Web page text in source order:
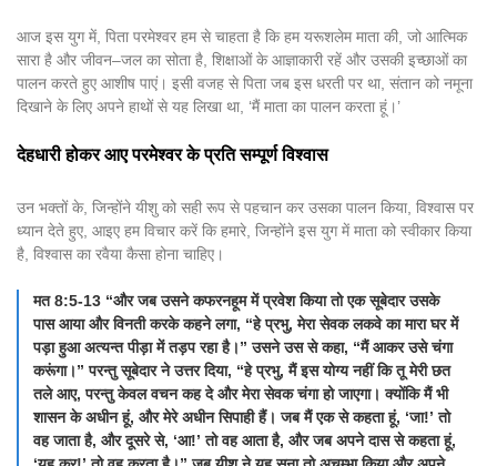
आज इस युग में, पिता परमेश्वर हम से चाहता है कि हम यरूशलेम माता की, जो आत्मिक
सारा है और जीवन–जल का सोता है, शिक्षाओं के आज्ञाकारी रहें और उसकी इच्छाओं का
पालन करते हुए आशीष पाएं। इसी वजह से पिता जब इस धरती पर था, संतान को नमूना
दिखाने के लिए अपने हाथों से यह लिखा था, ‘मैं माता का पालन करता हूं।’
देहधारी होकर आए परमेश्वर के प्रति सम्पूर्ण विश्वास
उन भक्तों के, जिन्होंने यीशु को सही रूप से पहचान कर उसका पालन किया, विश्वास पर
ध्यान देते हुए, आइए हम विचार करें कि हमारे, जिन्होंने इस युग में माता को स्वीकार किया
है, विश्वास का रवैया कैसा होना चाहिए।
मत 8:5-13 “और जब उसने कफरनहूम में प्रवेश किया तो एक सूबेदार उसके
पास आया और विनती करके कहने लगा, “हे प्रभु, मेरा सेवक लकवे का मारा घर में
पड़ा हुआ अत्यन्त पीड़ा में तड़प रहा है।” उसने उस से कहा, “मैं आकर उसे चंगा
करूंगा।” परन्तु सूबेदार ने उत्तर दिया, “हे प्रभु, मैं इस योग्य नहीं कि तू मेरी छत
तले आए, परन्तु केवल वचन कह दे और मेरा सेवक चंगा हो जाएगा। क्योंकि मैं भी
शासन के अधीन हूं, और मेरे अधीन सिपाही हैं। जब मैं एक से कहता हूं, ‘जा!’ तो
वह जाता है, और दूसरे से, ‘आ!’ तो वह आता है, और जब अपने दास से कहता हूं,